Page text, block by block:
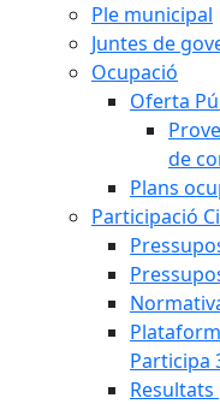
Ple municipal
Juntes de
Ocupació
Oferta
de
Plans
Participació
Participa